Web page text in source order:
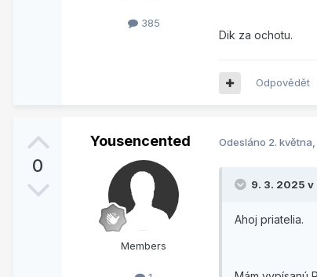
385
Dik za ochotu.
Odpovědět
0
Yousencented
Members
Odesláno 2.
9. 3. 2025 v
Ahoj priatelia.